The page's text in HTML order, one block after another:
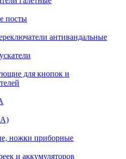
посты
антивандальные
для кнопок и
ножки приборные
и аккумуляторов